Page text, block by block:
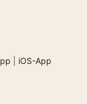
iOS-App